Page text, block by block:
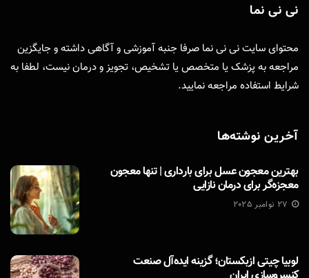
نی نی نما
محتوای سایت نی نی نما صرفا جنبه آموزشی و آگاهی داشته و جایگزین
مراجعه به پزشک یا متخصص یا تشخیص، تجویز و درمان نیست، لطفا به
شرایط استفاده مراجعه نمایید.
آخرین نوشته‌ها
بهترین معجون عسل برای بارداری | تنها معجون
معجزه‌گر برای درمان نازایی
27 نوامبر 2025
لوبیا چیتی ازبکستان؛ گزینه ایده‌آل صنعت